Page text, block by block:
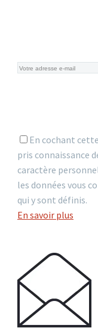
En cochant
pris connaissance
caractère
les données vous
qui y sont définis.
En savoir plus